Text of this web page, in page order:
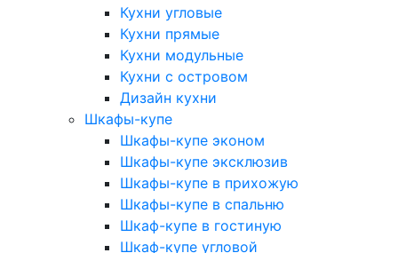
Кухни угловые
Кухни прямые
Кухни модульные
Кухни с островом
Дизайн кухни
Шкафы-купе
Шкафы-купе эконом
Шкафы-купе эксклюзив
Шкафы-купе в прихожую
Шкафы-купе в спальню
Шкаф-купе в гостиную
Шкаф-купе угловой